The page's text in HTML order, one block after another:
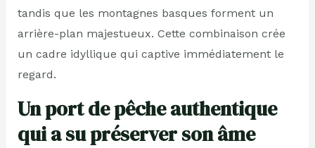
tandis que les montagnes basques forment un
arrière-plan majestueux. Cette combinaison crée
un cadre idyllique qui captive immédiatement le
regard.
Un port de pêche authentique
qui a su préserver son âme